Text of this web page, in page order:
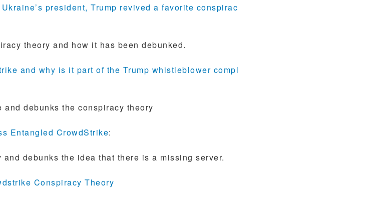
president, Trump revived a favorite conspirac
theory and how it has been debunked.
and why is it part of the Trump whistleblower compl
debunks the conspiracy theory
Entangled CrowdStrike:
debunks the idea that there is a missing server.
Conspiracy Theory